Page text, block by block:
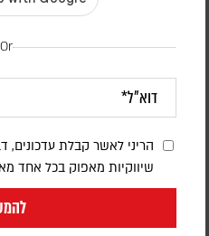
Or
הריני לאשר קבלת עדכונים,
שיווקיות מאפוק בכל אחד
בעקבות בקשתו של
באוגנדה אישר שליחת
במסגרת כוח הייצוב